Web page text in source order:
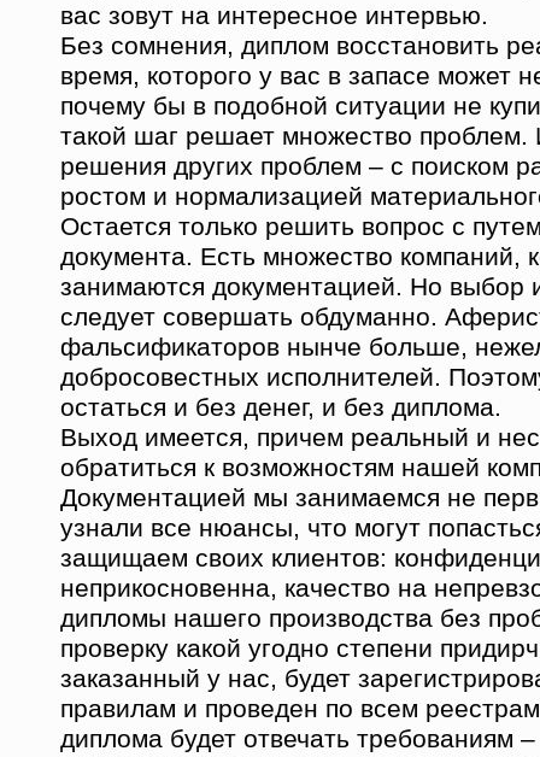
вас зовут на интересное интервью.
Без сомнения, диплом восстановить
время, которого у вас в запасе может
почему бы в подобной ситуации не
такой шаг решает множество проблем.
решения других проблем – с поиском
ростом и нормализацией
Остается только решить вопрос с
документа. Есть множество компаний,
занимаются документацией. Но выбор
следует совершать обдуманно.
фальсификаторов нынче больше,
добросовестных исполнителей.
остаться и без денег, и без диплома.
Выход имеется, причем реальный и
обратиться к возможностям нашей
Документацией мы занимаемся не
узнали все нюансы, что могут
защищаем своих клиентов:
неприкосновенна, качество на
дипломы нашего производства без
проверку какой угодно степени
заказанный у нас, будет
правилам и проведен по всем
диплома будет отвечать требованиям